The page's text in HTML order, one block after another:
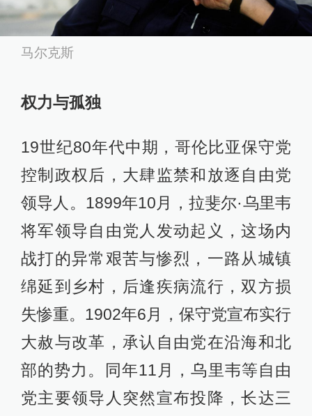
马尔克斯
权力与孤独
19世纪80年代中期，哥伦比亚保守党
控制政权后，大肆监禁和放逐自由党
领导人。1899年10月，拉斐尔·乌里韦
将军领导自由党人发动起义，这场内
战打的异常艰苦与惨烈，一路从城镇
绵延到乡村，后逢疾病流行，双方损
失惨重。1902年6月，保守党宣布实行
大赦与改革，承认自由党在沿海和北
部的势力。同年11月，乌里韦等自由
党主要领导人突然宣布投降，长达三